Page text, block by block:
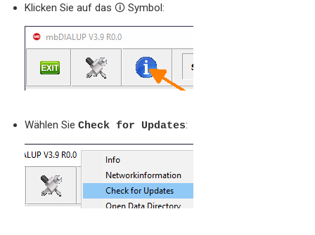
Klicken Sie auf das 🛈 Symbol:
Wählen Sie Check for Updates: